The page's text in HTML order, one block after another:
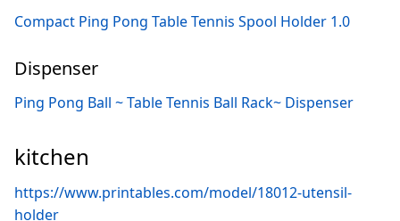
Compact Ping Pong Table Tennis Spool Holder 1.0
Dispenser
Ping Pong Ball ~ Table Tennis Ball Rack~ Dispenser
kitchen
https://www.printables.com/model/18012-utensil-
holder